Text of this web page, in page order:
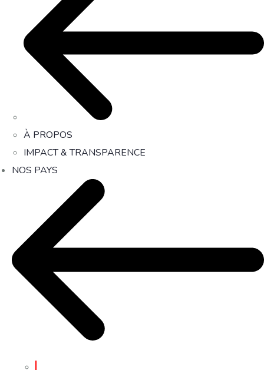
À PROPOS
IMPACT & TRANSPARENCE
NOS PAYS